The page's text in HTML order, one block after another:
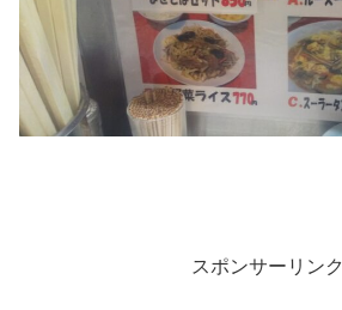
スポンサーリンク